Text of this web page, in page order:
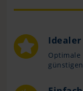
Optimale